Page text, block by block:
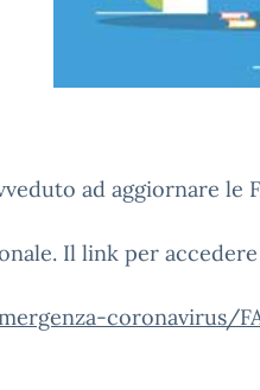
ad aggiornare le
Il link per accedere
coronavirus/